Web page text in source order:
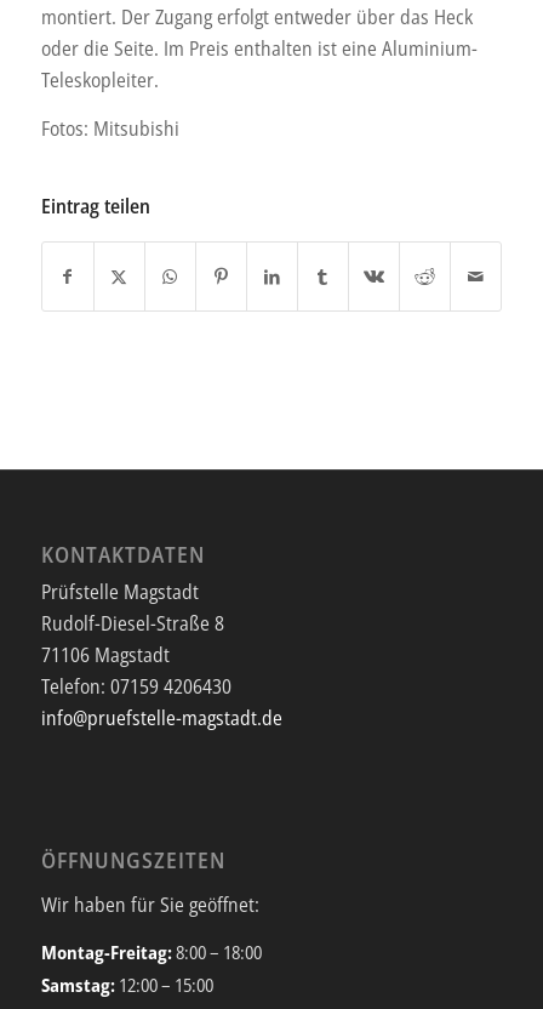
montiert. Der Zugang erfolgt entweder über das Heck
oder die Seite. Im Preis enthalten ist eine Aluminium-
Teleskopleiter.
Fotos: Mitsubishi
Eintrag teilen
KONTAKTDATEN
Prüfstelle Magstadt
Rudolf-Diesel-Straße 8
71106 Magstadt
Telefon: 07159 4206430
info@pruefstelle-magstadt.de
ÖFFNUNGSZEITEN
Wir haben für Sie geöffnet:
Montag-Freitag:8:00 – 18:00
Samstag: 12:00 – 15:00